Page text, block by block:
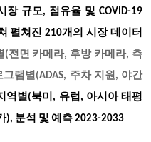
장 규모, 점유율 및 COVID-19
펼쳐진 210개의 시장 데이터
(전면 카메라, 후방 카메라, 측
램별(ADAS, 주차 지원, 야간
역별(북미, 유럽, 아시아 태평
), 분석 및 예측 2023-2033